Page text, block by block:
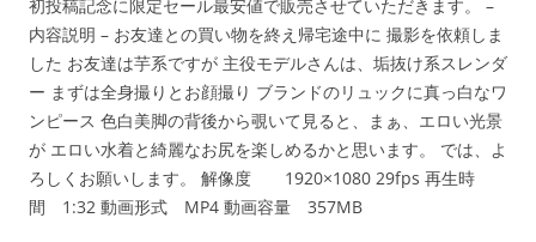
初投稿記念に限定セール最安値で販売させていただきます。 –
内容説明 – お友達との買い物を終え帰宅途中に 撮影を依頼しま
した お友達は芋系ですが 主役モデルさんは、垢抜け系スレンダ
ー まずは全身撮りとお顔撮り ブランドのリュックに真っ白なワ
ンピース 色白美脚の背後から覗いて見ると、まぁ、エロい光景
が エロい水着と綺麗なお尻を楽しめるかと思います。 では、よ
ろしくお願いします。 解像度 1920×1080 29fps 再生時
間 1:32 動画形式 MP4 動画容量 357MB